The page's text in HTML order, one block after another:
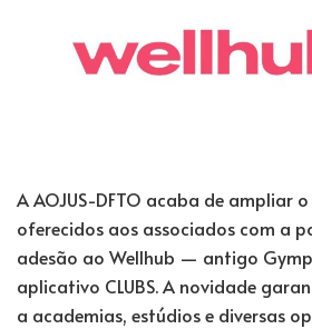
AAOJUS-DFTO acaba de ampliar
oferecidos aos associados com a
adesão ao Wellhub — antigo
aplicativo CLUBS. A novidade
a academias, estúdios e diversas